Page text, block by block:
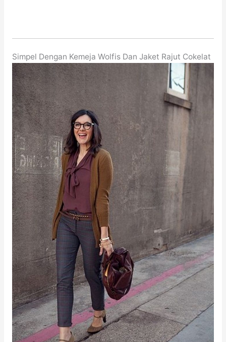
Simpel Dengan Kemeja Wolfis Dan Jaket Rajut Cokelat